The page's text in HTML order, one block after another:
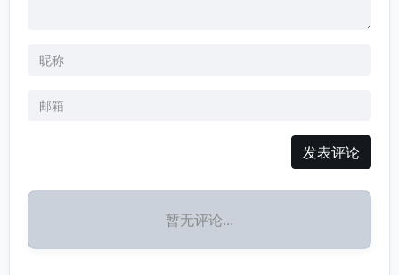
发表评论
暂无评论...